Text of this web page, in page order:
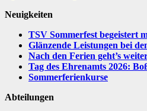
Neuigkeiten
TSV Sommerfest begeistert
Glänzende Leistungen bei
Nach den Ferien geht’s
Tag des Ehrenamts 2026:
Sommerferienkurse
Abteilungen